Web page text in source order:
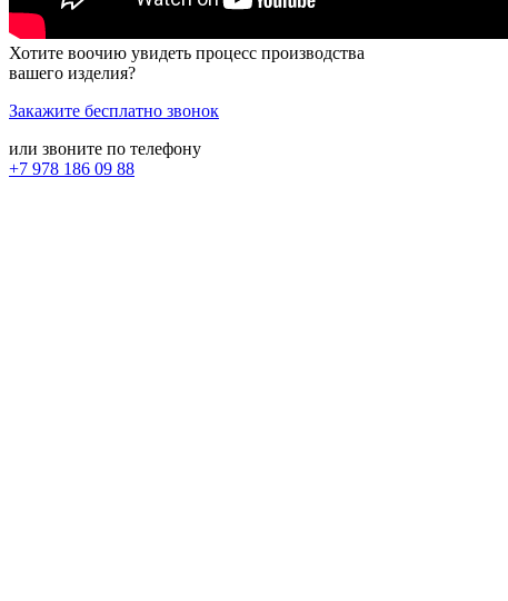
Хотите воочию увидеть процесс производства
вашего изделия?
Закажите бесплатно звонок
или звоните по телефону
+7 978 186 09 88